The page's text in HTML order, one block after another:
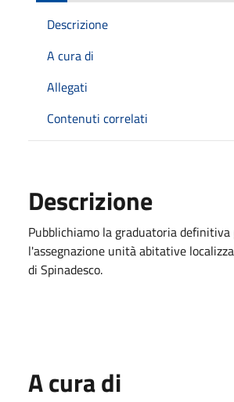
Descrizione
A cura di
Allegati
Contenuti correlati
Descrizione
Pubblichiamo la graduatoria definitiva
l'assegnazione unità abitative
di Spinadesco.
A cura di